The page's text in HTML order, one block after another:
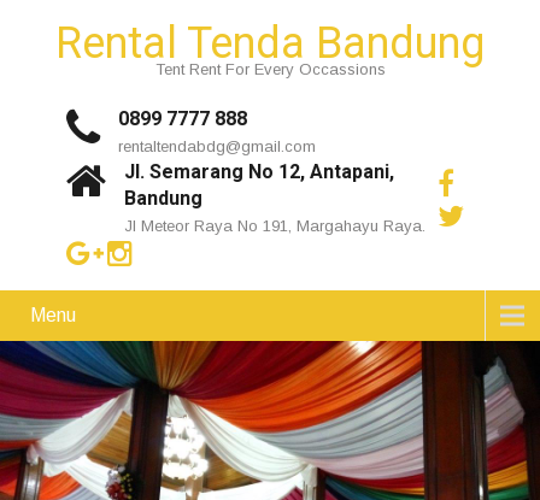
Rental Tenda Bandung
Tent Rent For Every Occassions
0899 7777 888
rentaltendabdg@gmail.com
Jl. Semarang No 12, Antapani,
Bandung
Jl Meteor Raya No 191, Margahayu Raya.
Menu